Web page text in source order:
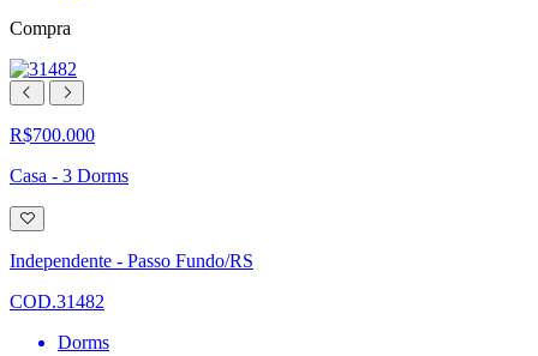
Compra
R$700.000
Casa - 3 Dorms
Adicionar
à
lista
de
Independente - Passo Fundo/RS
COD.31482
Dorms